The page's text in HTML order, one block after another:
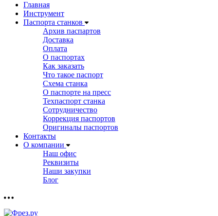
Главная
Инструмент
Паспорта станков
Архив паспартов
Доставка
Оплата
О паспортах
Как заказать
Что такое паспорт
Схема станка
О паспорте на пресс
Техпаспорт станка
Сотрудничество
Коррекция паспортов
Оригиналы паспортов
Контакты
О компании
Наш офис
Реквизиты
Наши закупки
Блог